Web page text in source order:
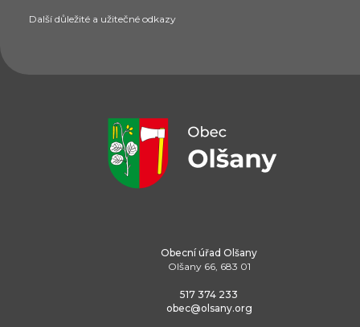
Další důležité a užitečné odkazy
Obecní úřad Olšany
Olšany 66, 683 01
517 374 233
obec@olsany.org